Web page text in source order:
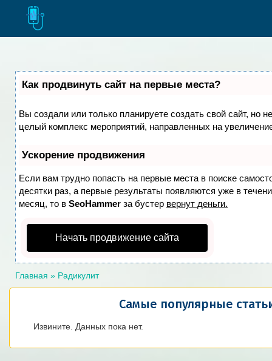
Как продвинуть сайт на первые места?
Вы создали или только планируете создать свой сайт, но
целый комплекс мероприятий, направленных на
Ускорение продвижения
Если вам трудно попасть на первые места в поиске
десятки раз, а первые результаты появляются уже в
месяц, то в SeoHammer за бустер вернут деньги.
Начать продвижение сайта
Главная » Радикулит
Самые популярные
Извините. Данных пока нет.